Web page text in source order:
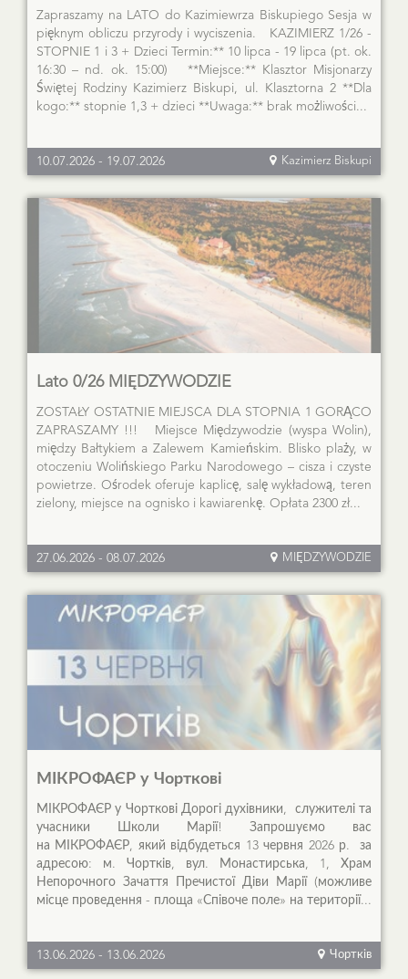
Zapraszamy na LATO do Kazimiewrza Biskupiego Sesja w
pięknym obliczu przyrody i wyciszenia. KAZIMIERZ 1/26 -
STOPNIE 1 i 3 + Dzieci Termin:** 10 lipca - 19 lipca (pt. ok.
16:30 – nd. ok. 15:00) **Miejsce:** Klasztor Misjonarzy
Świętej Rodziny Kazimierz Biskupi, ul. Klasztorna 2 **Dla
kogo:** stopnie 1,3 + dzieci **Uwaga:** brak możliwości...
10.07.2026 - 19.07.2026 Kazimierz Biskupi
Lato 0/26 MIĘDZYWODZIE
ZOSTAŁY OSTATNIE MIEJSCA DLA STOPNIA 1 GORĄCO
ZAPRASZAMY !!! Miejsce Międzywodzie (wyspa Wolin),
między Bałtykiem a Zalewem Kamieńskim. Blisko plaży, w
otoczeniu Wolińskiego Parku Narodowego – cisza i czyste
powietrze. Ośrodek oferuje kaplicę, salę wykładową, teren
zielony, miejsce na ognisko i kawiarenkę. Opłata 2300 zł...
27.06.2026 - 08.07.2026 MIĘDZYWODZIE
МІКРОФАЄР у Чорткові
МІКРОФАЄР у Чорткові Дорогі духівники, служителі та
учасники Школи Марії! Запрошуємо вас
на МІКРОФАЄР, який відбудеться 13 червня 2026 р. за
адресою: м. Чортків, вул. Монастирська, 1, Храм
Непорочного Зачаття Пречистої Діви Марії (можливе
місце проведення - площа «Співоче поле» на території...
13.06.2026 - 13.06.2026 Чортків